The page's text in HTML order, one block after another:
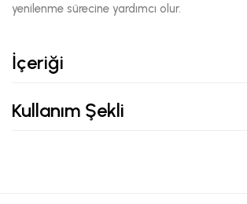
yenilenme sürecine yardımcı olur.
İçeriği
Kullanım Şekli